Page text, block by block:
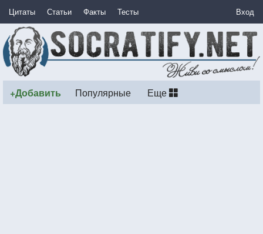
Цитаты Статьи Факты Тесты Вход
+Добавить Популярные Еще